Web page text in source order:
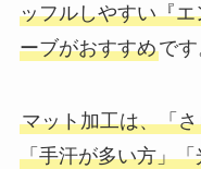
ッフルしやすい『
ーブがおすすめです
マット加工は、「
「手汗が多い方」